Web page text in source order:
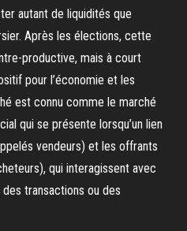
autant de liquidités que
Après les élections, cette
productive, mais à court
pour l’économie et les
est connu comme le marché
qui se présente lorsqu’un lien
vendeurs) et les offrants
qui interagissent avec
transactions ou des